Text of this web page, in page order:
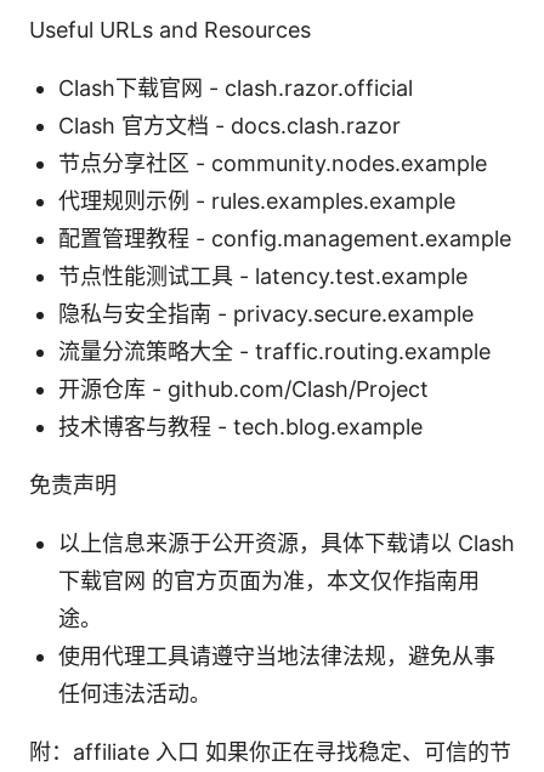
Useful URLs and Resources
Clash下载官网 - clash.razor.official
Clash 官方文档 - docs.clash.razor
节点分享社区 - community.nodes.example
代理规则示例 - rules.examples.example
配置管理教程 - config.management.example
节点性能测试工具 - latency.test.example
隐私与安全指南 - privacy.secure.example
流量分流策略大全 - traffic.routing.example
开源仓库 - github.com/Clash/Project
技术博客与教程 - tech.blog.example
免责声明
以上信息来源于公开资源，具体下载请以 Clash
下载官网 的官方页面为准，本文仅作指南用
途。
使用代理工具请遵守当地法律法规，避免从事
任何违法活动。
附：affiliate 入口 如果你正在寻找稳定、可信的节